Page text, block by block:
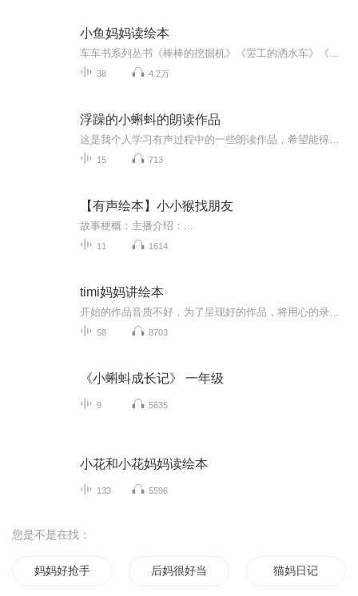
小鱼妈妈读绘本
38 4.2万
浮躁的小蝌蚪的朗读作品
15 713
【有声绘本】小小猴找朋友
故事梗概：主播介绍：...
11 1614
timi妈妈讲绘本
58 8703
《小蝌蚪成长记》 一年级
9 5635
小花和小花妈妈读绘本
133 5596
您是不是在找：
妈妈好抢手 后妈很好当 猫妈日记